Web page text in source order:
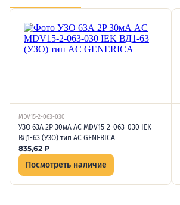
MDV15-2-063-030
УЗО 63А 2P 30мА AC MDV15-2-063-030 IEK
ВД1-63 (УЗО) тип AC GENERICA
835,62 ₽
Посмотреть наличие